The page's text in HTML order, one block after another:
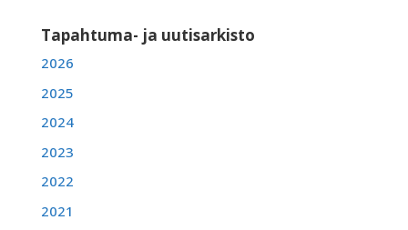
Tapahtuma- ja uutisarkisto
2026
2025
2024
2023
2022
2021